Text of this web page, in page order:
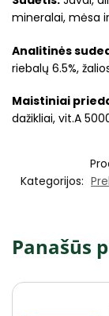
mineralai, mėsa
Analitinės
riebalų 6.5%,
Maistiniai
dažikliai, vit.A
Kategorijos:
Panašūs